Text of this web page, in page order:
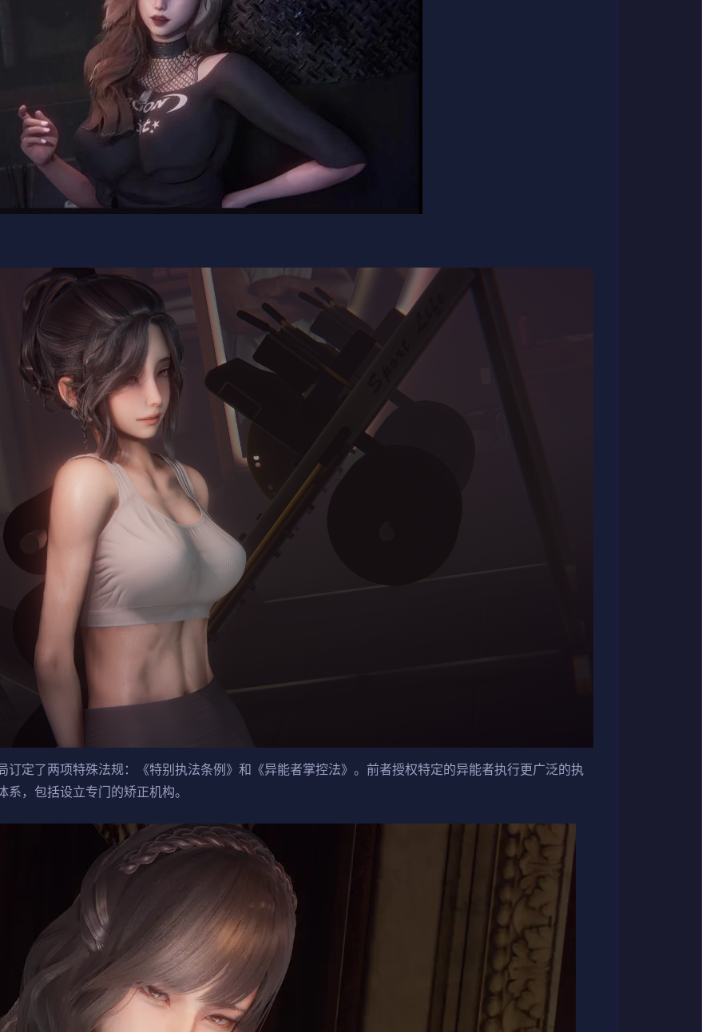
订定了两项特殊法规：《特别执法条例》和《异能者掌控法》。前者授权特定的异能者执行更广泛的执
，包括设立专门的矫正机构。